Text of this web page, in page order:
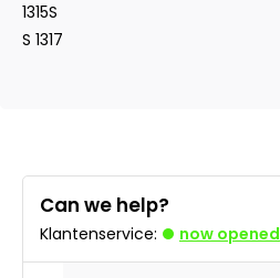
1315S
S 1317
Can we help?
Klantenservice: now opened